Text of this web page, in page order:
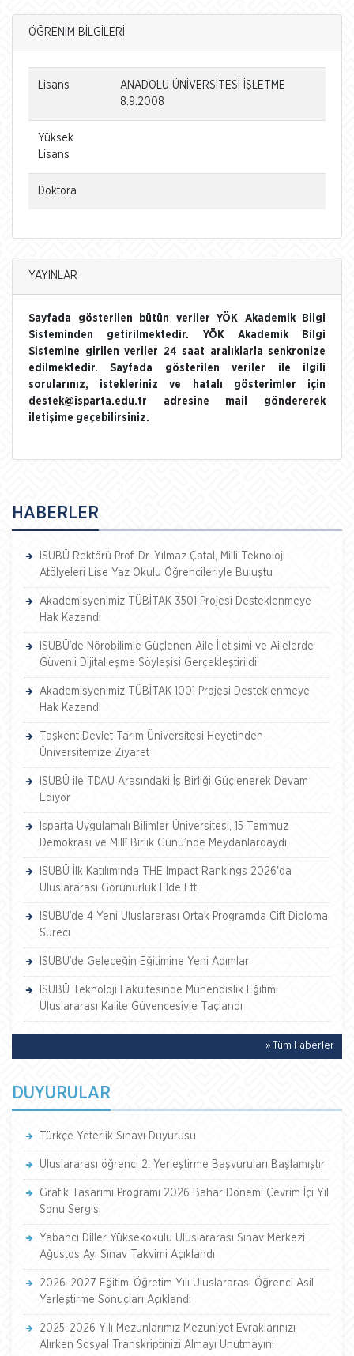
ÖĞRENİM BİLGİLERİ
Lisans
ANADOLU ÜNİVERSİTESİ İŞLETME
8.9.2008
Yüksek
Lisans
Doktora
YAYINLAR
Sayfada gösterilen bütün veriler YÖK Akademik Bilgi
Sisteminden getirilmektedir. YÖK Akademik Bilgi
Sistemine girilen veriler 24 saat aralıklarla senkronize
edilmektedir. Sayfada gösterilen veriler ile ilgili
sorularınız, istekleriniz ve hatalı gösterimler için
destek@isparta.edu.tr adresine mail göndererek
iletişime geçebilirsiniz.
HABERLER
ISUBÜ Rektörü Prof. Dr. Yılmaz Çatal, Milli Teknoloji
Atölyeleri Lise Yaz Okulu Öğrencileriyle Buluştu
Akademisyenimiz TÜBİTAK 3501 Projesi Desteklenmeye
Hak Kazandı
ISUBÜ’de Nörobilimle Güçlenen Aile İletişimi ve Ailelerde
Güvenli Dijitalleşme Söyleşisi Gerçekleştirildi
Akademisyenimiz TÜBİTAK 1001 Projesi Desteklenmeye
Hak Kazandı
Taşkent Devlet Tarım Üniversitesi Heyetinden
Üniversitemize Ziyaret
ISUBÜ ile TDAU Arasındaki İş Birliği Güçlenerek Devam
Ediyor
Isparta Uygulamalı Bilimler Üniversitesi, 15 Temmuz
Demokrasi ve Millî Birlik Günü’nde Meydanlardaydı
ISUBÜ İlk Katılımında THE Impact Rankings 2026'da
Uluslararası Görünürlük Elde Etti
ISUBÜ’de 4 Yeni Uluslararası Ortak Programda Çift Diploma
Süreci
ISUBÜ’de Geleceğin Eğitimine Yeni Adımlar
ISUBÜ Teknoloji Fakültesinde Mühendislik Eğitimi
Uluslararası Kalite Güvencesiyle Taçlandı
» Tüm Haberler
DUYURULAR
Türkçe Yeterlik Sınavı Duyurusu
Uluslararası öğrenci 2. Yerleştirme Başvuruları Başlamıştır
Grafik Tasarımı Programı 2026 Bahar Dönemi Çevrim İçi Yıl
Sonu Sergisi
Yabancı Diller Yüksekokulu Uluslararası Sınav Merkezi
Ağustos Ayı Sınav Takvimi Açıklandı
2026-2027 Eğitim-Öğretim Yılı Uluslararası Öğrenci Asil
Yerleştirme Sonuçları Açıklandı
2025-2026 Yılı Mezunlarımız Mezuniyet Evraklarınızı
Alırken Sosyal Transkriptinizi Almayı Unutmayın!